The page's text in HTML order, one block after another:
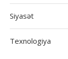
Siyasət
Texnologiya